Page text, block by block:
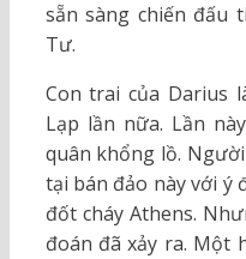
sẵn sàng chiến đấu
Tư.
Con trai của Darius
Lạp lần nữa. Lần
quân khổng lồ.
tại bán đảo này với ý
đốt cháy Athens.
đoán đã xảy ra. Một